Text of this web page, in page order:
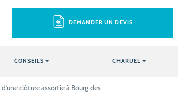
DEMANDER UN DEVIS
CONSEILS CHARUEL
clôture assortie à Bourg des